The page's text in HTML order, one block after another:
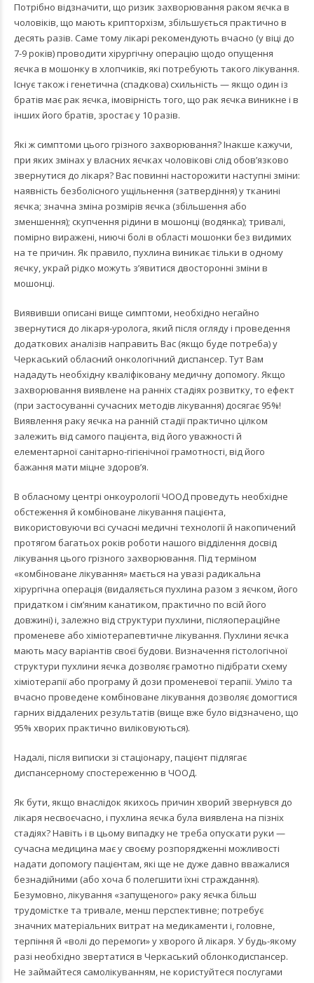
Потрібно відзначити, що ризик захворювання раком яєчка в
чоловіків, що мають крипторхізм, збільшується практично в
десять разів. Саме тому лікарі рекомендують вчасно (у віці до
7-9 років) проводити хірургічну операцію щодо опущення
яєчка в мошонку в хлопчиків, які потребують такого лікування.
Існує також і генетична (спадкова) схильність — якщо один із
братів має рак яєчка, імовірність того, що рак яєчка виникне і в
інших його братів, зростає у 10 разів.
Які ж симптоми цього грізного захворювання? Інакше кажучи,
при яких змінах у власних яєчках чоловікові слід обов’язково
звернутися до лікаря? Вас повинні насторожити наступні зміни:
наявність безболісного ущільнення (затвердіння) у тканині
яєчка; значна зміна розмірів яєчка (збільшення або
зменшення); скупчення рідини в мошонці (водянка); тривалі,
помірно виражені, ниючі болі в області мошонки без видимих
на те причин. Як правило, пухлина виникає тільки в одному
яєчку, украй рідко можуть з’явитися двосторонні зміни в
мошонці.
Виявивши описані вище симптоми, необхідно негайно
звернутися до лікаря-уролога, який після огляду і проведення
додаткових аналізів направить Вас (якщо буде потреба) у
Черкаський обласний онкологічний диспансер. Тут Вам
нададуть необхідну кваліфіковану медичну допомогу. Якщо
захворювання виявлене на ранніх стадіях розвитку, то ефект
(при застосуванні сучасних методів лікування) досягає 95%!
Виявлення раку яєчка на ранній стадії практично цілком
залежить від самого пацієнта, від його уважності й
елементарної санітарно-гігієнічної грамотності, від його
бажання мати міцне здоров’я.
В обласному центрі онкоурології ЧООД проведуть необхідне
обстеження й комбіноване лікування пацієнта,
використовуючи всі сучасні медичні технології й накопичений
протягом багатьох років роботи нашого відділення досвід
лікування цього грізного захворювання. Під терміном
«комбіноване лікування» мається на увазі радикальна
хірургічна операція (видаляється пухлина разом з яєчком, його
придатком і сім’яним канатиком, практично по всій його
довжині) і, залежно від структури пухлини, післяопераційне
променеве або хіміотерапевтичне лікування. Пухлини яєчка
мають масу варіантів своєї будови. Визначення гістологічної
структури пухлини яєчка дозволяє грамотно підібрати схему
хіміотерапії або програму й дози променевої терапії. Уміло та
вчасно проведене комбіноване лікування дозволяє домогтися
гарних віддалених результатів (вище вже було відзначено, що
95% хворих практично виліковуються).
Надалі, після виписки зі стаціонару, пацієнт підлягає
диспансерному спостереженню в ЧООД.
Як бути, якщо внаслідок якихось причин хворий звернувся до
лікаря несвоєчасно, і пухлина яєчка була виявлена на пізніх
стадіях? Навіть і в цьому випадку не треба опускати руки —
сучасна медицина має у своєму розпорядженні можливості
надати допомогу пацієнтам, які ще не дуже давно вважалися
безнадійними (або хоча б полегшити їхні страждання).
Безумовно, лікування «запущеного» раку яєчка більш
трудомістке та тривале, менш перспективне; потребує
значних матеріальних витрат на медикаменти і, головне,
терпіння й «волі до перемоги» у хворого й лікаря. У будь-якому
разі необхідно звертатися в Черкаський облонкодиспансер.
Не займайтеся самолікуванням, не користуйтеся послугами